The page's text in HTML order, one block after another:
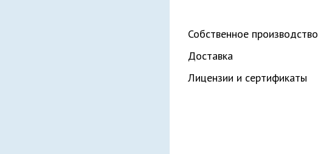
Собственное производство
Доставка
Лицензии и сертификаты